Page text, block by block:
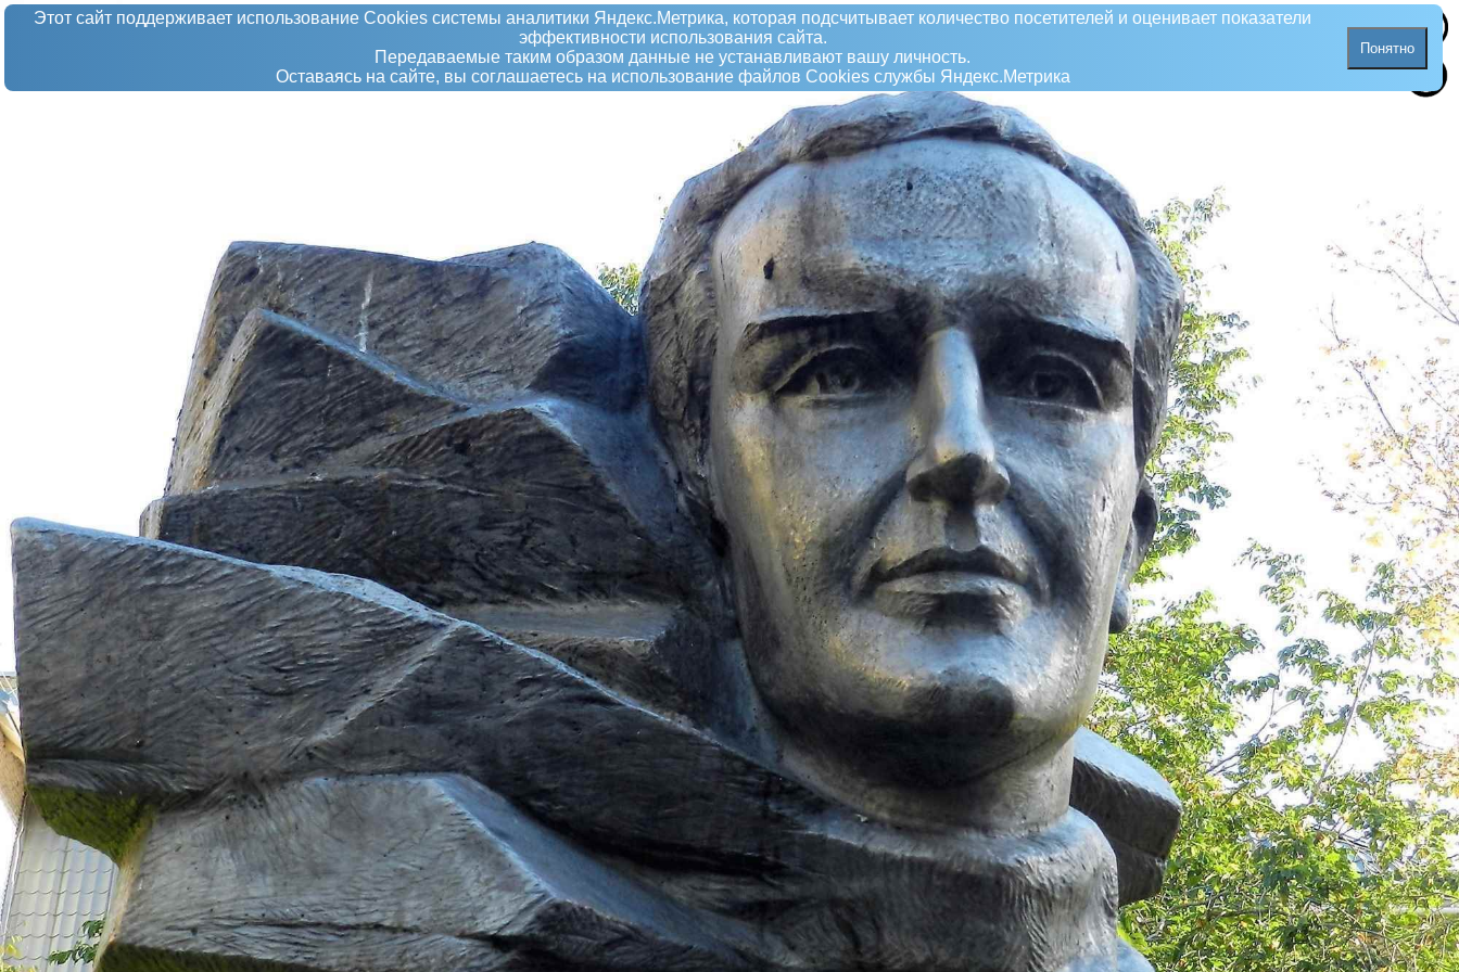
Этот сайт поддерживает использование Сookies системы аналитики Яндекс.Метрика, которая подсчитывает количество посетителей и оценивает показатели
эффективности использования сайта.
Передаваемые таким образом данные не устанавливают вашу личность.
Оставаясь на сайте, вы соглашаетесь на использование файлов Сookies службы Яндекс.Метрика
Понятно